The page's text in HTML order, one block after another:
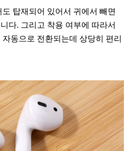
탑재되어 있어서 귀에서 빼면
다. 그리고 착용 여부에 따라서
동으로 전환되는데 상당히 편리